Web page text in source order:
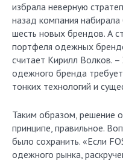
избрала неверную
назад компания
шесть новых брендов. А
портфеля одежных
считает Кирилл Волков.
одежного бренда
тонких технологий и
Таким образом, решение
принципе, правильное.
было сохранить. «Если
одежного рынка,